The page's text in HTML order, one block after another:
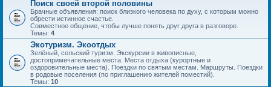
Поиск своей второй половины
Брачные объявления: поиск близкого человека по духу, с которым можно
обрести истинное счастье.
Совместное общение, чтобы лучше понять друг друга в разговоре.
Темы: 4
Экотуризм. Экоотдых
Зелёный, сельский туризм. Экскурсии в живописные,
достопримечательные места. Места отдыха (курортные и
оздоровительные места). Поездки по святым местам. Маршруты. Поездки
в родовые поселения (по приглашению жителей поместий).
Темы: 10